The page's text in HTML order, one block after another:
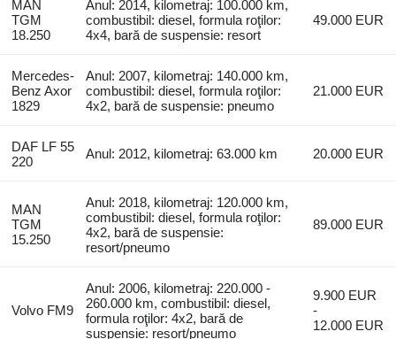
MAN
TGM
18.250
Anul: 2014, kilometraj: 100.000 km,
combustibil: diesel, formula roţilor:
4x4, bară de suspensie: resort
49.000 EUR
Mercedes-
Benz Axor
1829
Anul: 2007, kilometraj: 140.000 km,
combustibil: diesel, formula roţilor:
4x2, bară de suspensie: pneumo
21.000 EUR
DAF LF 55
220
Anul: 2012, kilometraj: 63.000 km 20.000 EUR
MAN
TGM
15.250
Anul: 2018, kilometraj: 120.000 km,
combustibil: diesel, formula roţilor:
4x2, bară de suspensie:
resort/pneumo
89.000 EUR
Volvo FM9
Anul: 2006, kilometraj: 220.000 -
260.000 km, combustibil: diesel,
formula roţilor: 4x2, bară de
suspensie: resort/pneumo
9.900 EUR
-
12.000 EUR